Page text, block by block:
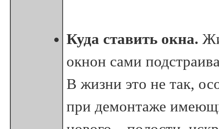
Куда ставить окна.
окнон сами
В жизни это не так,
при демонтаже